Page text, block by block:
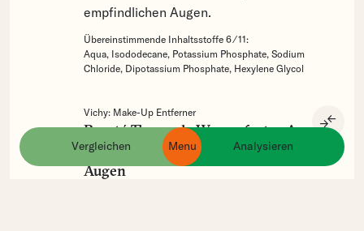
Vergleichen Menu Analysieren
ingredients
products
brands
empfindlichen Augen.
Übereinstimmende Inhaltsstoffe 6 ⁄ 11:
Aqua, Isododecane, Potassium Phosphate, Sodium
Chloride, Dipotassium Phosphate, Hexylene Glycol
compare_arrows
Vichy: Make-Up Entferner
Pureté Thermale Wasserfester Augen-
Make-up-Entferner für empfindliche
Augen